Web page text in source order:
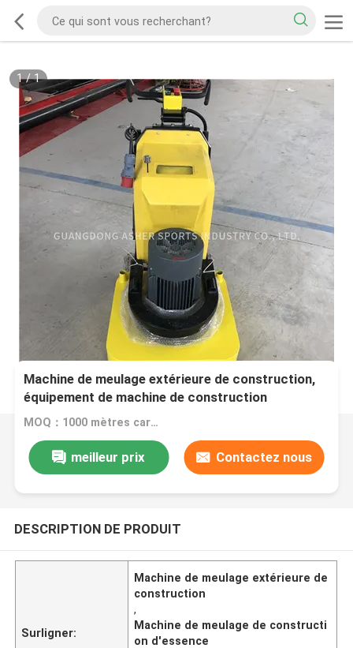
1/1
Machine de meulage extérieure de construction,
équipement de machine de construction
d'essence
MOQ：1000 mètres carrés
meilleur prix Contactez nous
DESCRIPTION DE PRODUIT
Surligner:
Machine de meulage extérieure de
construction
,
Machine de meulage de constructi
on d'essence